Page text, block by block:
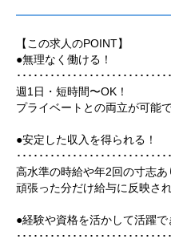
【この求人のPOINT】
●無理なく働ける！
･･･････････････････････････
週1日・短時間〜OK！
プライベートとの両立が可能で
●安定した収入を得られる！
･･･････････････････････････
高水準の時給や年2回の寸志あ
頑張った分だけ給与に反映さ
●経験や資格を活かして活躍で
･･･････････････････････････